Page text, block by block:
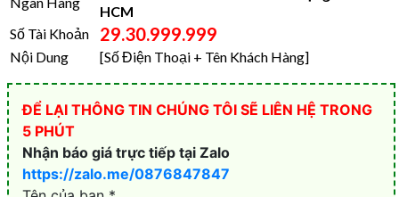
HCM
Số Tài Khoản
29.30.999.999
Nội Dung [Số Điện Thoại + Tên Khách Hàng]